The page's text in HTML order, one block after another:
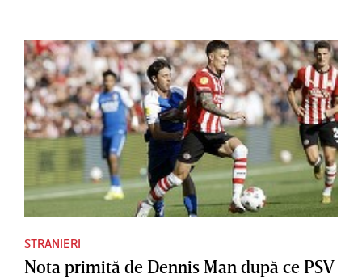
STRANIERI
Nota primită de Dennis Man după ce PSV